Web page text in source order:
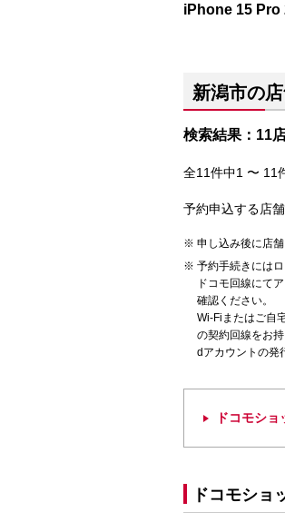
iPhone 15 Pro
新潟市の
検索結果：11
全11件中1 〜 11
予約申込する店
申し込み後に店
予約手続きにはロ
ドコモ回線にて
確認ください。
Wi-Fiまたはご自
の契約回線をお
dアカウントの発
ドコモシ
ドコモショ